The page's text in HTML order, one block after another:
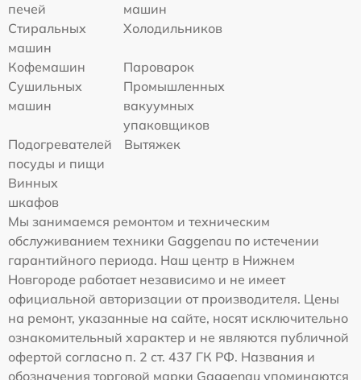
печей
машин
Стиральных
машин
Холодильников
Кофемашин
Пароварок
Сушильных
машин
Промышленных
вакуумных
упаковщиков
Подогревателей
посуды и пищи
Вытяжек
Винных
шкафов
Мы занимаемся ремонтом и техническим
обслуживанием техники Gaggenau по истечении
гарантийного периода. Наш центр в Нижнем
Новгороде работает независимо и не имеет
официальной авторизации от производителя. Цены
на ремонт, указанные на сайте, носят исключительно
ознакомительный характер и не являются публичной
офертой согласно п. 2 ст. 437 ГК РФ. Названия и
обозначения торговой марки Gaggenau упоминаются